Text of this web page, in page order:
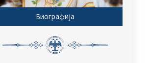
Биографија